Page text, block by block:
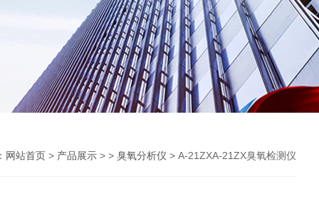
网站首页 > 产品展示 > > 臭氧分析仪 > A-21ZXA-21ZX臭氧检测仪